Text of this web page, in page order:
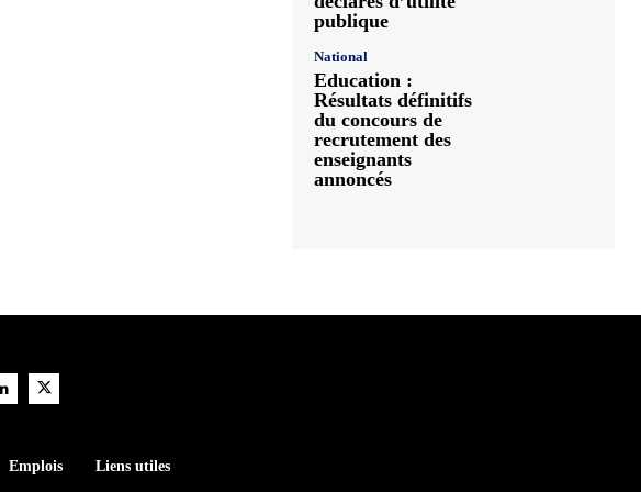
publique
National
Education :
Résultats définitifs
du concours de
recrutement des
enseignants
annoncés
Emplois Liens utiles